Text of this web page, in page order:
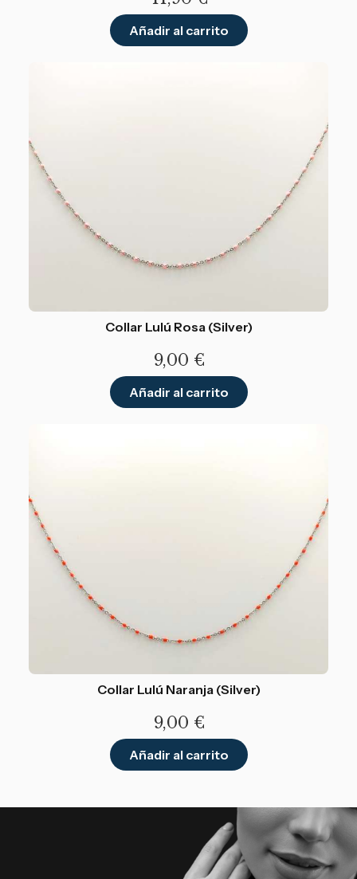
Añadir al carrito
Collar Lulú Rosa (Silver)
9,00 €
Añadir al carrito
Collar Lulú Naranja (Silver)
9,00 €
Añadir al carrito